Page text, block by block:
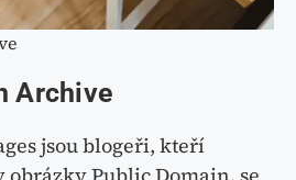
Archive
jsou blogeři, kteří